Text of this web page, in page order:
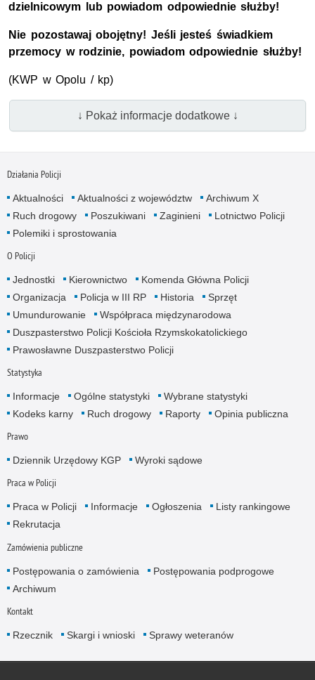
dzielnicowym lub powiadom odpowiednie służby!
Nie pozostawaj obojętny! Jeśli jesteś świadkiem
przemocy w rodzinie, powiadom odpowiednie służby!
(KWP w Opolu / kp)
↓ Pokaż informacje dodatkowe ↓
Działania Policji
Aktualności Aktualności z województw
Archiwum X
Ruch drogowy
Poszukiwani Zaginieni
Lotnictwo Policji
Polemiki i sprostowania
O Policji
Jednostki Kierownictwo
Komenda Główna Policji
Organizacja
Policja w III RP Historia
Sprzęt
Umundurowanie
Współpraca międzynarodowa
Duszpasterstwo Policji Kościoła Rzymskokatolickiego
Prawosławne Duszpasterstwo Policji
Statystyka
Informacje Ogólne statystyki
Wybrane statystyki
Kodeks karny
Ruch drogowy Raporty Opinia publiczna
Prawo
Dziennik Urzędowy KGP Wyroki sądowe
Praca w Policji
Praca w Policji Informacje Ogłoszenia
Listy rankingowe
Rekrutacja
Zamówienia publiczne
Postępowania o zamówienia
Postępowania podprogowe
Archiwum
Kontakt
Rzecznik Skargi i wnioski Sprawy weteranów